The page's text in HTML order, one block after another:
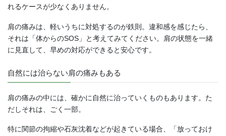
れるケースが少なくありません。
肩の痛みは、軽いうちに対処するのが鉄則。違和感を感じたら、
それは「体からのSOS」と考えてみてください。肩の状態を一緒
に見直して、早めの対応ができると安心です。
自然には治らない肩の痛みもある
肩の痛みの中には、確かに自然に治っていくものもあります。た
だしそれは、ごく一部。
特に関節の拘縮や石灰沈着などが起きている場合、「放っておけ